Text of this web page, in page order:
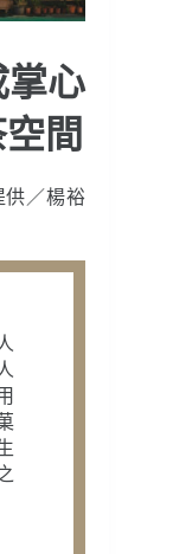
掌心
間
／楊裕